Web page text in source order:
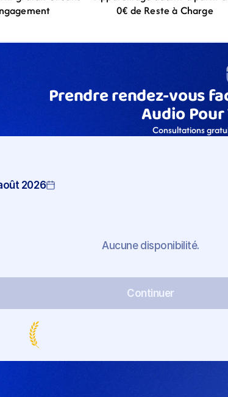
0€ de Reste à Charge
Prendre rendez-vous
Audio
Consultations
2026
Aucune disponibilité.
Continuer